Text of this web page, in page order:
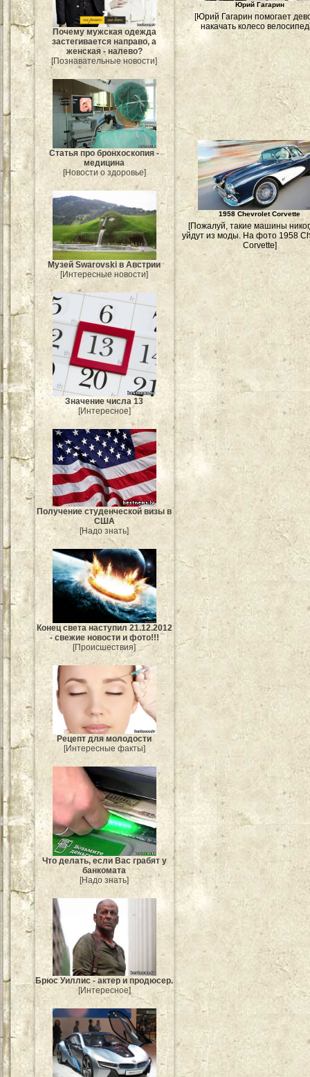
Почему мужская одежда
застегивается направо, а
женская - налево?
[Познавательные новости]
Статья про бронхоскопия -
медицина
[Новости о здоровье]
Музей Swarovski в Австрии
[Интересные новости]
Значение числа 13
[Интересное]
Получение студенческой визы в
США
[Надо знать]
Конец света наступил 21.12.2012
- свежие новости и фото!!!
[Происшествия]
Рецепт для молодости
[Интересные факты]
Что делать, если Вас грабят у
банкомата
[Надо знать]
Брюс Уиллис - актер и продюсер.
[Интересное]
Юрий Гагарин
[Юрий Гагарин помогает
накачать колесо
1958 Chevrolet Corvette
[Пожалуй, такие машины
уйдут из моды. На фото 1958
Corvette]